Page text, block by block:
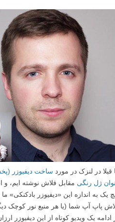
قبلا در لنزک در مورد ساخت دیفیوزر
ژل رنگی مقابل فلاش نوشته ایم، و
یک به اندازه این «دیفیوزر بادکنکی»
پاپ آپ شما (یا هر منبع نور کوچک
ادامه یک ویدیو کوتاه از این دیفیوزر